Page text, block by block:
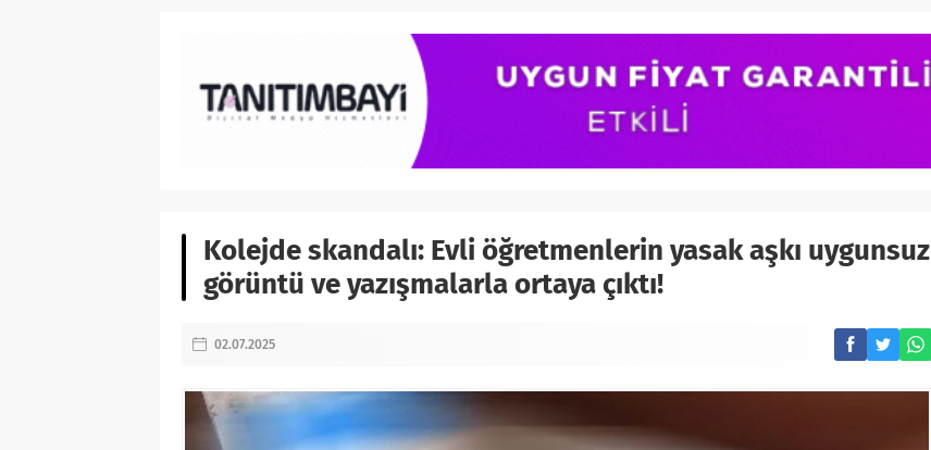
Kolejde skandalı: Evli öğretmenlerin yasak aşkı uygunsuz
görüntü ve yazışmalarla ortaya çıktı!
02.07.2025